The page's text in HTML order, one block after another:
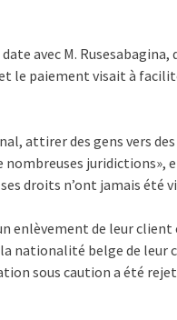
avec M.
le paiement visait à
attirer des gens vers
juridictions»,
droits n’ont jamais été
enlèvement de leur
nationalité belge de
sous caution a été